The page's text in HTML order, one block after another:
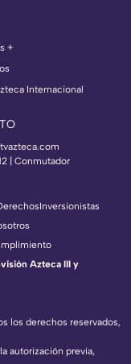
+
Internacional
| Conmutador
los derechos reservados,
autorización previa,
Inversionistas
Azteca III y